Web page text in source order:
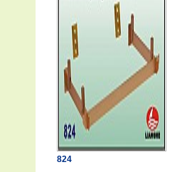
824